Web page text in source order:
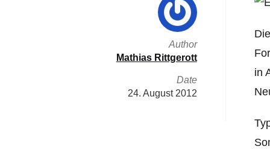
in
Author
Mathias Rittgerott
Date
24. August 2012